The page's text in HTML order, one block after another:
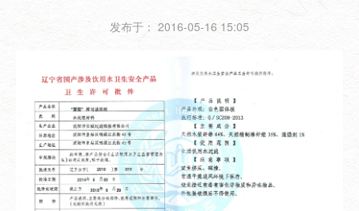
发布于： 2016-05-16 15:05